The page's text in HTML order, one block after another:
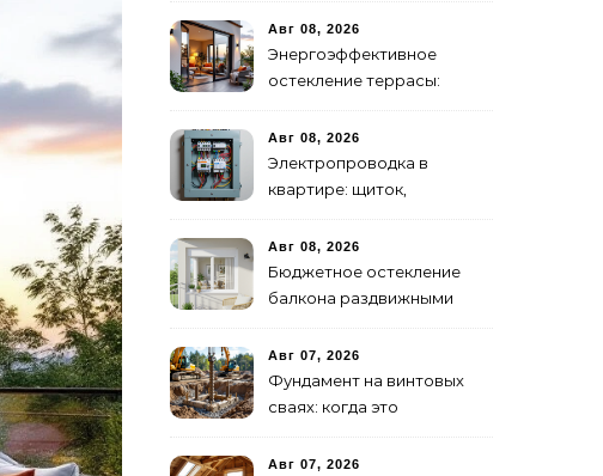
Авг 08, 2026
Энергоэффективное
остекление террасы:
Авг 08, 2026
Электропроводка в
квартире: щиток,
Авг 08, 2026
Бюджетное остекление
балкона раздвижными
Авг 07, 2026
Фундамент на винтовых
сваях: когда это
Авг 07, 2026